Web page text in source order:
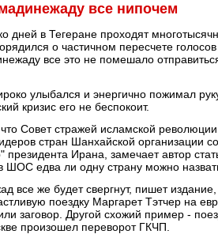
все нипочем
дней в Тегеране проходят
о частичном пересчете
все это не помешало
улыбался и энергично пожимал
кризис его не беспокоит.
Совет стражей исламской
стран Шанхайской организации
президента Ирана, замечает автор
ШОС едва ли одну страну можно
все же будет свергнут, пишет издание,
поездку Маргарет Тэтчер на
заговор. Другой схожий пример -
произошел переворот ГКЧП.